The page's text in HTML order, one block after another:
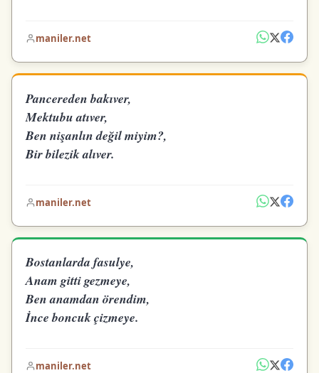
maniler.net
Pancereden bakıver,
Mektubu atıver,
Ben nişanlın değil miyim?,
Bir bilezik alıver.
maniler.net
Bostanlarda fasulye,
Anam gitti gezmeye,
Ben anamdan örendim,
İnce boncuk çizmeye.
maniler.net